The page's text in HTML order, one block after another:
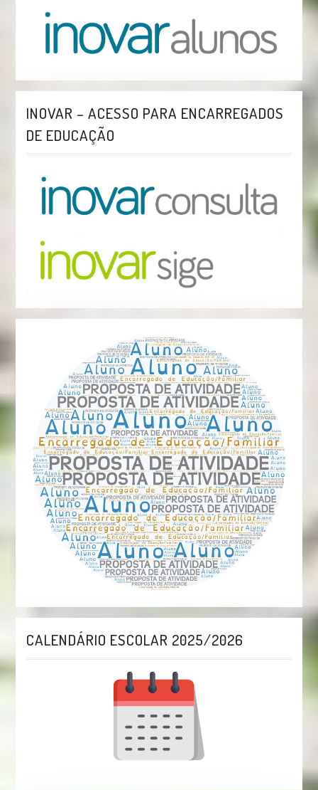
INOVAR – ACESSO PARA ENCARREGADOS
DE EDUCAÇÃO
CALENDÁRIO ESCOLAR 2025/2026